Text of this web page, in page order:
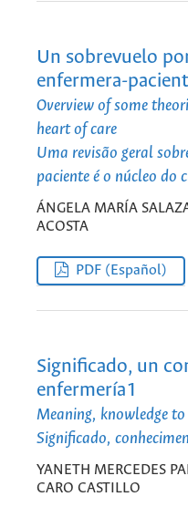
Un sobrevuelo
enfermera-
Overview of some
heart of care
Uma revisão geral
paciente é o núcleo do
ÁNGELA MARÍA
ACOSTA
PDF (Español)
Significado, un
enfermería1
Meaning, knowledge
Significado,
YANETH MERCEDES
CARO CASTILLO